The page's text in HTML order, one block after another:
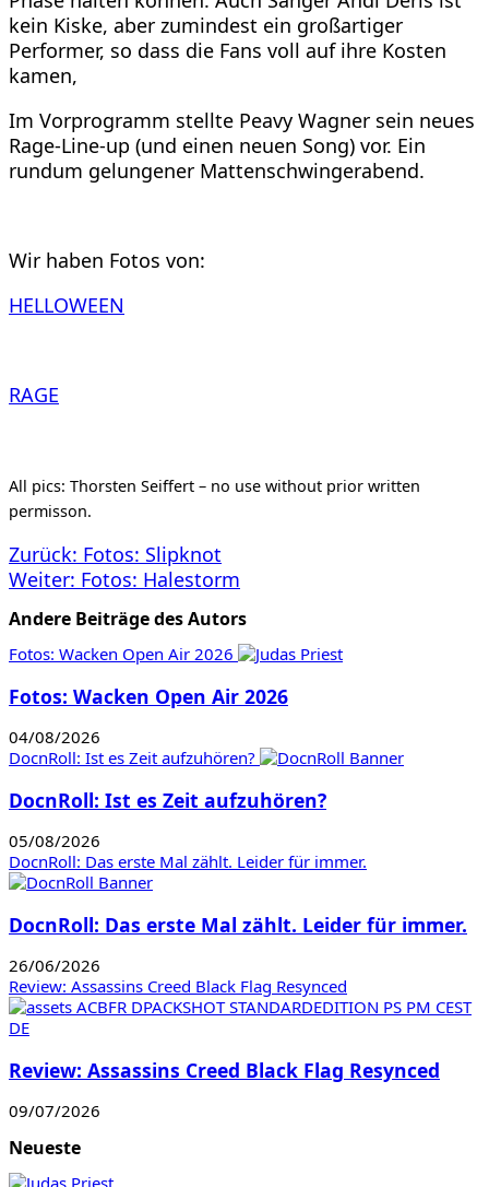
kein Kiske, aber zumindest ein großartiger
Performer, so dass die Fans voll auf ihre Kosten
kamen,
Im Vorprogramm stellte Peavy Wagner sein neues
Rage-Line-up (und einen neuen Song) vor. Ein
rundum gelungener Mattenschwingerabend.
Wir haben Fotos von:
HELLOWEEN
RAGE
All pics: Thorsten Seiffert – no use without prior written
permisson.
Beitragsnavigation
Zurück: Fotos: Slipknot
Weiter: Fotos: Halestorm
Andere Beiträge des Autors
Fotos: Wacken Open Air 2026
Fotos: Wacken Open Air 2026
04/08/2026
DocnRoll: Ist es Zeit aufzuhören?
DocnRoll: Ist es Zeit aufzuhören?
05/08/2026
DocnRoll: Das erste Mal zählt. Leider für immer.
DocnRoll: Das erste Mal zählt. Leider für immer.
26/06/2026
Review: Assassins Creed Black Flag Resynced
Review: Assassins Creed Black Flag Resynced
09/07/2026
Neueste